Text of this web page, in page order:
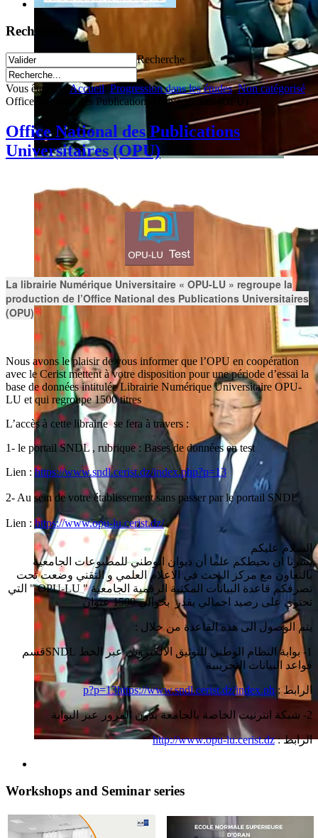
Recherche
Recherche
Vous êtes ici :Accueil Progression dans les études Non catégorisé
Office National des Publications Universitaires (OPU)
Office National des Publications
Universitaires (OPU)
La librairie Numérique Universitaire « OPU-LU » regroupe la
production de l’Office National des Publications Universitaires
(OPU)
Nous avons le plaisir de vous informer que l’OPU en coopération
avec le Cerist mettent à votre disposition pour une période d’essai la
base de données intitulée Librairie Numérique Universitaire OPU-
LU et qui regroupe 1500 titres
L’accès à cette librairie se fera à travers :
1- le portail SNDL , rubrique : Bases de données en test
Lien :https://www.sndl.cerist.dz/index.php?p=13
2- Au sein de votre établissement sans passer par le portail SNDL
Lien :https://www.opu-lu.cerist.dz/
السلام عليكم
يسرنا ان نحيطكم علما أن ديوان الوطني للمطبوعات الجامعية
بالتعاون مع مركز البحث في الاعلام العلمي و التقني وضعت تحت
تصرفكم قاعدة البيانات المكتبة الرقمية الجامعية" OPU-LU " التي
تحتوي على رصيد اجمالي يقدر بحوالي 1500 عنوان
يتم الوصول الى هذه القاعدة من خلال :
1- بوابة النظام الوطني للتوثيق الالكتروني عبر الخط SNDLقسم
قواعد البيانات التجريبية
الرابط : https://www.sndl.cerist.dz/index.ph
p?p=13
2- شبكة انترنيت الخاصة بالجامعة بدون المرور عبر البوابة
الرابط :http://www.opu-lu.cerist.dz
Workshops and Seminar series